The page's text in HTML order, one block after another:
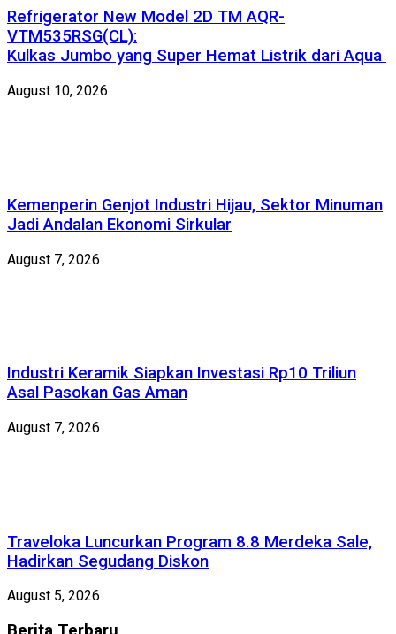
Refrigerator New Model 2D TM AQR-
VTM535RSG(CL):
Kulkas Jumbo yang Super Hemat Listrik dari Aqua
August 10, 2026
Kemenperin Genjot Industri Hijau, Sektor Minuman
Jadi Andalan Ekonomi Sirkular
August 7, 2026
Industri Keramik Siapkan Investasi Rp10 Triliun
Asal Pasokan Gas Aman
August 7, 2026
Traveloka Luncurkan Program 8.8 Merdeka Sale,
Hadirkan Segudang Diskon
August 5, 2026